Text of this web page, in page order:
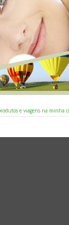
e viagens na minha